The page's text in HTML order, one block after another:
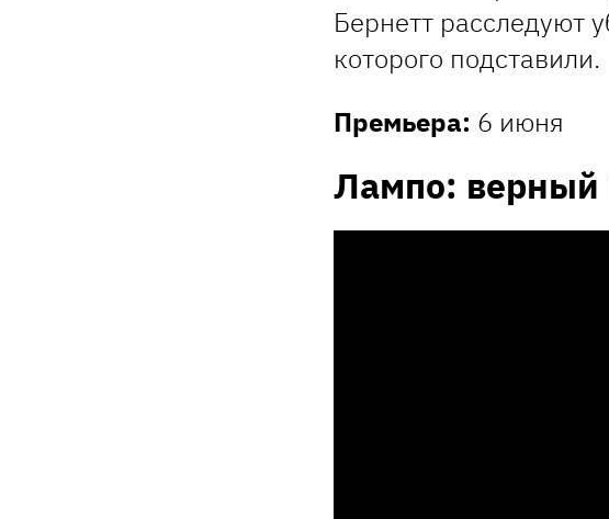
Бернетт расследуют
которого подставили.
Премьера: 6 июня
Лампо: верный